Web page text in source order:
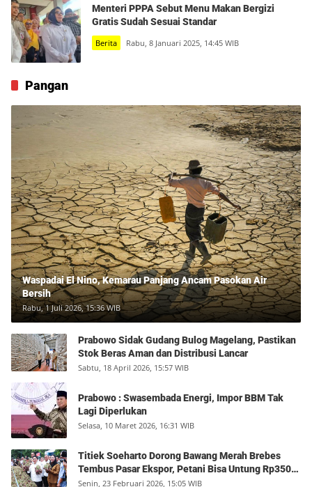
Menteri PPPA Sebut Menu Makan Bergizi
Gratis Sudah Sesuai Standar
Berita Rabu, 8 Januari 2025, 14:45 WIB
Pangan
Waspadai El Nino, Kemarau Panjang Ancam Pasokan Air
Bersih
Rabu, 1 Juli 2026, 15:36 WIB
Prabowo Sidak Gudang Bulog Magelang, Pastikan
Stok Beras Aman dan Distribusi Lancar
Sabtu, 18 April 2026, 15:57 WIB
Prabowo : Swasembada Energi, Impor BBM Tak
Lagi Diperlukan
Selasa, 10 Maret 2026, 16:31 WIB
Titiek Soeharto Dorong Bawang Merah Brebes
Tembus Pasar Ekspor, Petani Bisa Untung Rp350
Juta per Hektare
Senin, 23 Februari 2026, 15:05 WIB